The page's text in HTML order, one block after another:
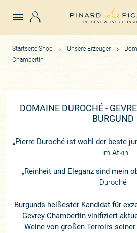
Startseite Shop Unsere Erzeuger
Chambertin
DOMAINE DUROCHÉ -
BURGUND
„Pierre Duroché ist wohl der beste
Tim Atkin
„Reinheit und Eleganz sind mein
Duroché
Burgunds heißester Kandidat für
Gevrey-Chambertin vinifiziert
Weine von großen Terroirs